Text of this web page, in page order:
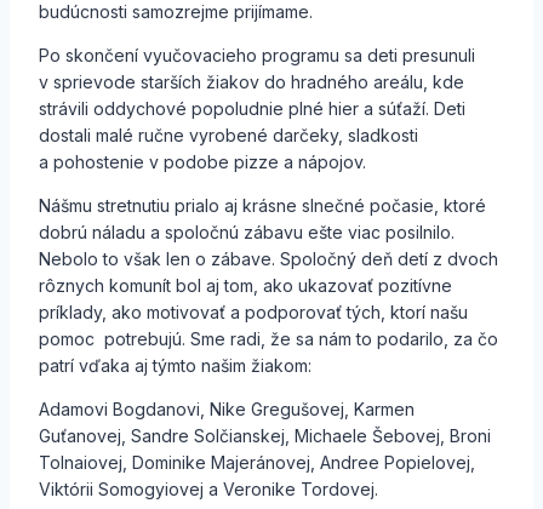
budúcnosti samozrejme prijímame.
Po skončení vyučovacieho programu sa deti presunuli
v sprievode starších žiakov do hradného areálu, kde
strávili oddychové popoludnie plné hier a súťaží. Deti
dostali malé ručne vyrobené darčeky, sladkosti
a pohostenie v podobe pizze a nápojov.
Nášmu stretnutiu prialo aj krásne slnečné počasie, ktoré
dobrú náladu a spoločnú zábavu ešte viac posilnilo.
Nebolo to však len o zábave. Spoločný deň detí z dvoch
rôznych komunít bol aj tom, ako ukazovať pozitívne
príklady, ako motivovať a podporovať tých, ktorí našu
pomoc potrebujú. Sme radi, že sa nám to podarilo, za čo
patrí vďaka aj týmto našim žiakom:
Adamovi Bogdanovi, Nike Gregušovej, Karmen
Guťanovej, Sandre Solčianskej, Michaele Šebovej, Broni
Tolnaiovej, Dominike Majeránovej, Andree Popielovej,
Viktórii Somogyiovej a Veronike Tordovej.